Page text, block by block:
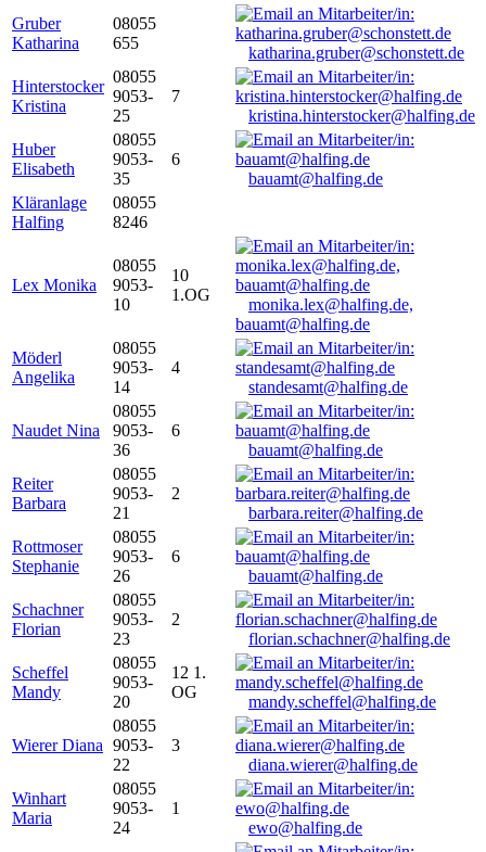
Gruber
Katharina
08055
655
katharina.gruber@schonstett.de
Hinterstocker
Kristina
08055
9053-
25
7
kristina.hinterstocker@halfing.de
Huber
Elisabeth
08055
9053-
35
6
bauamt@halfing.de
Kläranlage
Halfing
08055
8246
Lex Monika
08055
9053-
10
10
1.OG
monika.lex@halfing.de,
bauamt@halfing.de
Möderl
Angelika
08055
9053-
14
4
standesamt@halfing.de
Naudet Nina
08055
9053-
36
6
bauamt@halfing.de
Reiter
Barbara
08055
9053-
21
2
barbara.reiter@halfing.de
Rottmoser
Stephanie
08055
9053-
26
6
bauamt@halfing.de
Schachner
Florian
08055
9053-
23
2
florian.schachner@halfing.de
Scheffel
Mandy
08055
9053-
20
12 1.
OG
mandy.scheffel@halfing.de
Wierer Diana
08055
9053-
22
3
diana.wierer@halfing.de
Winhart
Maria
08055
9053-
24
1
ewo@halfing.de